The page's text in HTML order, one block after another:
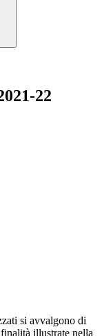
22
si avvalgono di
illustrate nella